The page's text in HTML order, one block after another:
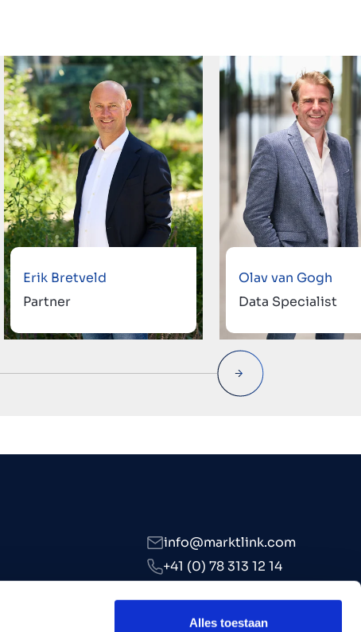
Alles toestaan
Erik Bretveld
Partner
Olav van Gogh
Data Specialist
info@marktlink.com
+41 (0) 78 313 12 14